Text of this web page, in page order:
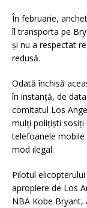
În februarie,
îl transporta pe
şi nu a respectat
redusă.
Odată închisă
în instanţă, de
comitatul Los
mulţi poliţişti sosiţi
telefoanele mobile
mod ilegal.
Pilotul
apropiere de Los
NBA Kobe Bryant,